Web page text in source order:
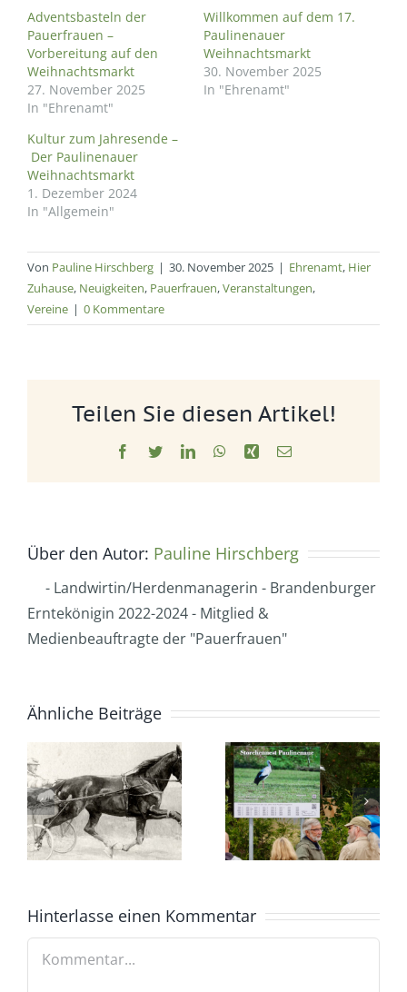
Adventsbasteln der
Pauerfrauen –
Vorbereitung auf den
Weihnachtsmarkt
27. November 2025
In "Ehrenamt"
Willkommen auf dem 17.
Paulinenauer
Weihnachtsmarkt
30. November 2025
In "Ehrenamt"
Kultur zum Jahresende –
Der Paulinenauer
Weihnachtsmarkt
1. Dezember 2024
In "Allgemein"
Von Pauline Hirschberg | 30. November 2025 | Ehrenamt, Hier
Zuhause, Neuigkeiten, Pauerfrauen,Veranstaltungen,
Vereine | 0 Kommentare
Teilen Sie diesen Artikel!
Facebook
TwitterLinkedInWhatsApp
Xing E-
Über den Autor: Pauline Hirschberg
- Landwirtin/Herdenmanagerin - Brandenburger
Erntekönigin 2022-2024 - Mitglied &
Medienbeauftragte der "Pauerfrauen"
Ähnliche Beiträge
Hinterlasse einen Kommentar
Kommentar